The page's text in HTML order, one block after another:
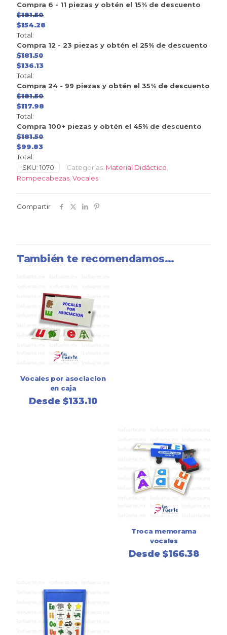
Compra 6 - 11 piezas y obtén el 15% de descuento
$181.50
$154.28
Total:
Compra 12 - 23 piezas y obtén el 25% de descuento
$181.50
$136.13
Total:
Compra 24 - 99 piezas y obtén el 35% de descuento
$181.50
$117.98
Total:
Compra 100+ piezas y obtén el 45% de descuento
$181.50
$99.83
Total:
SKU: 1070 Categorías: Material Didáctico
Rompecabezas Vocales
Compartir
También te recomendamos…
Vocales por asociacion
en caja
Desde$133.10
Troca memorama
vocales
Desde $166.38